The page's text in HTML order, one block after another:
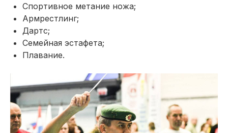
Спортивное метание ножа;
Армрестлинг;
Дартс;
Семейная эстафета;
Плавание.